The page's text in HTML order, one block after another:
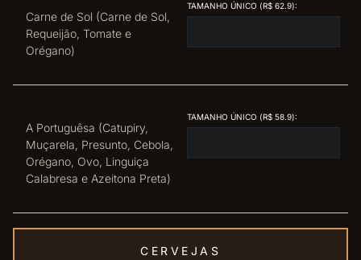
Carne de Sol (Carne de Sol,
Requeijão, Tomate e
Orégano)
TAMANHO ÚNICO (R$ 62.9):
A Portuguêsa (Catupiry,
Muçarela, Presunto, Cebola,
Orégano, Ovo, Linguiça
Calabresa e Azeitona Preta)
TAMANHO ÚNICO (R$ 58.9):
CERVEJAS